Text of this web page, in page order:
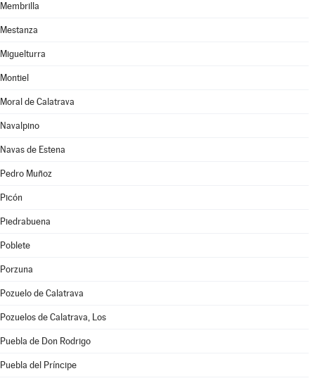
Membrilla
Mestanza
Miguelturra
Montiel
Moral de Calatrava
Navalpino
Navas de Estena
Pedro Muñoz
Picón
Piedrabuena
Poblete
Porzuna
Pozuelo de Calatrava
Pozuelos de Calatrava, Los
Puebla de Don Rodrigo
Puebla del Príncipe